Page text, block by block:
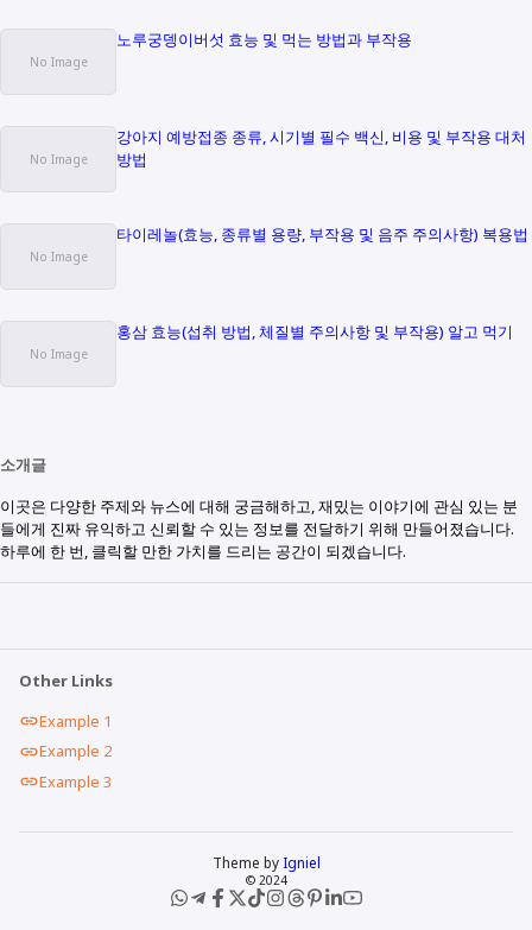
노루궁뎅이버섯 효능 및 먹는 방법과 부작용
강아지 예방접종 종류, 시기별 필수 백신, 비용 및 부작용 대처
방법
타이레놀(효능, 종류별 용량, 부작용 및 음주 주의사항) 복용법
홍삼 효능(섭취 방법, 체질별 주의사항 및 부작용) 알고 먹기
소개글
이곳은 다양한 주제와 뉴스에 대해 궁금해하고, 재밌는 이야기에 관심 있는 분
들에게 진짜 유익하고 신뢰할 수 있는 정보를 전달하기 위해 만들어졌습니다.
하루에 한 번, 클릭할 만한 가치를 드리는 공간이 되겠습니다.
Other Links
Example 1
Example 2
Example 3
Theme by Igniel
© 2024